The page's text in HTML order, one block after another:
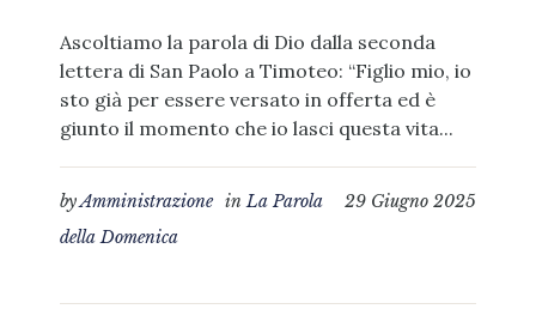
Ascoltiamo la parola di Dio dalla seconda
lettera di San Paolo a Timoteo: “Figlio mio, io
sto già per essere versato in offerta ed è
giunto il momento che io lasci questa vita...
29 Giugno 2025
byAmministrazione inLa Parola
della Domenica